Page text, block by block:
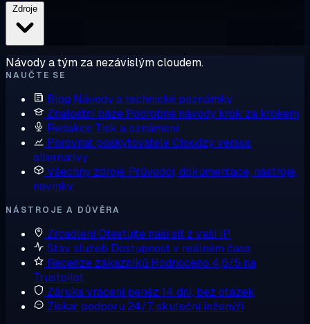
Návody a tým za nezávislým cloudem.
NAUČTE SE
Blog Návody a technické poznámky
Znalostní báze Podrobné návody krok za krokem
Redakce Tisk a oznámení
Porovnat poskytovateleCloudzy versus
alternativy
Všechny zdroje Průvodci, dokumentace, nástroje,
novinky
NÁSTROJE A DŮVĚRA
ZrcadleníOtestujte naši síť z vaší IP
Stav služeb Dostupnost v reálném čase
Recenze zákazníků Hodnoceno 4,6/5 na
Trustpilot
Záruka vrácení peněz 14 dní, bez otázek
Získat podporu 24/7, skuteční inženýři